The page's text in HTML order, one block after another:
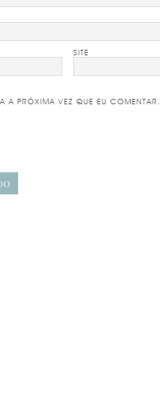
SITE
A PRÓXIMA VEZ QUE EU COMENTAR.